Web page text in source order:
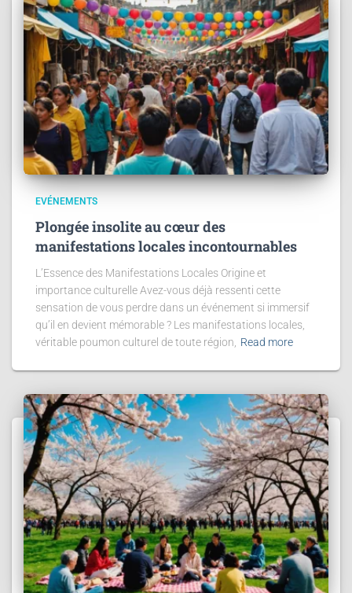
EVÉNEMENTS
Plongée insolite au cœur des
manifestations locales incontournables
L’Essence des Manifestations Locales Origine et
importance culturelle Avez-vous déjà ressenti cette
sensation de vous perdre dans un événement si immersif
qu’il en devient mémorable ? Les manifestations locales,
véritable poumon culturel de toute région, Read more